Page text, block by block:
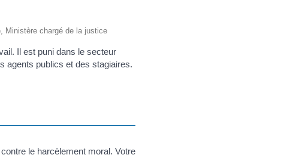
Ministère chargé de la justice
Il est puni dans le secteur
agents publics et des stagiaires.
le harcèlement moral. Votre